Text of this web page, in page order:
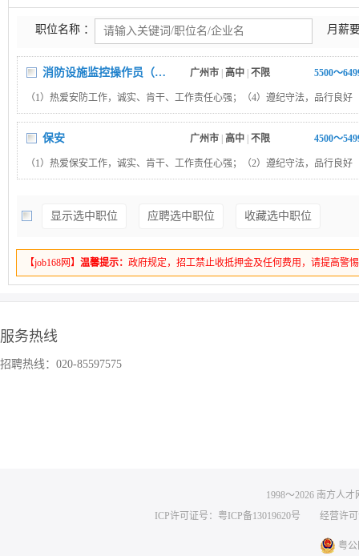
职位名称 ： 月薪
消防设施监控操作员（中级） 广州市 高中 不限 5500～
（1）热爱安防工作，诚实、肯干、工作责任心强；（4）遵纪守法，品行良好
上文化程度；（6）《消防设施监控操作员》四级证书
保安 广州市 高中 不限 4500～
（1）热爱保安工作，诚实、肯干、工作责任心强；（2）遵纪守法，品行良好
上文化程度；（4）退役军人，持《保安员证》、警校毕业生优先。
显示选中职位 应聘选中职位 收藏选中职位
【job168网】 温馨提示： 政府规定，招工禁止收抵押金及任何费用，请提高警
服务热线
招聘热线：020-85597575
1998～2026 南方人才
ICP许可证号：粤ICP备13019620号 经营许可
粤公